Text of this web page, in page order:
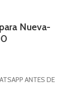
Nueva-
ANTES DE